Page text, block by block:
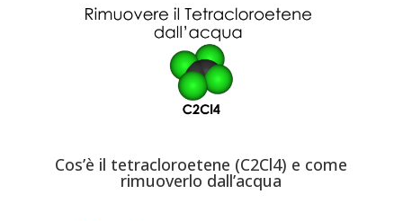
Cos’è il tetracloroetene (C2Cl4) e come
rimuoverlo dall’acqua